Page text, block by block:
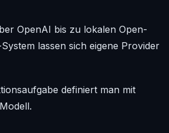
OpenAI bis zu lokalen Open-
lassen sich eigene Provider
definiert man mit